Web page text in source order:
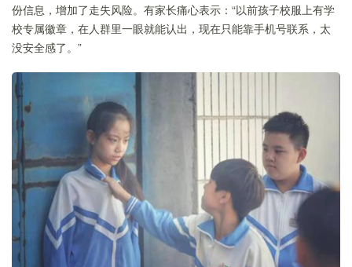
份信息，增加了走失风险。有家长痛心表示：“以前孩子校服上有学
校专属徽章，在人群里一眼就能认出，现在只能靠手机号联系，太
没安全感了。”